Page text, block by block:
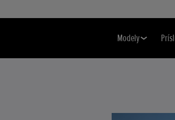
Modely